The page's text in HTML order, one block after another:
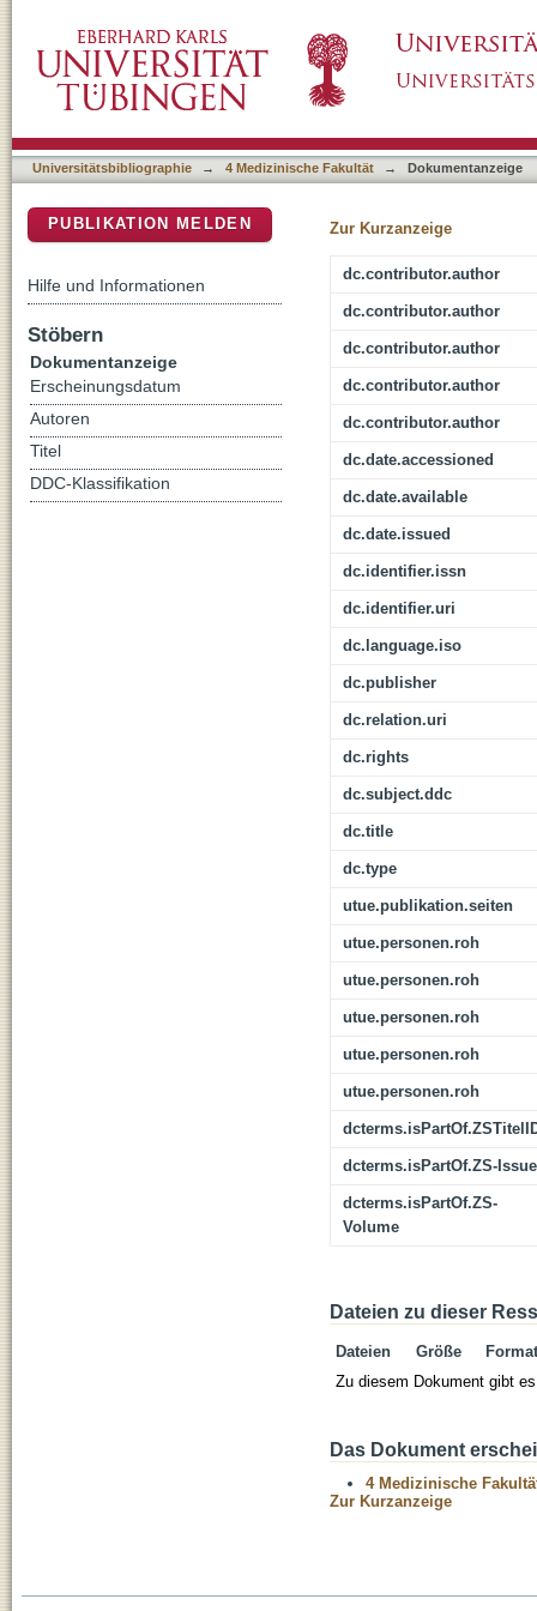
Universitätsbibliographie → 4 Medizinische Fakultät → Dokumentanzeige
Zur Kurzanzeige
dc.contributor.author
dc.contributor.author
dc.contributor.author
dc.contributor.author
dc.contributor.author
dc.date.accessioned
dc.date.available
dc.date.issued
dc.identifier.issn
dc.identifier.uri
dc.language.iso
dc.publisher
dc.relation.uri
dc.rights
dc.subject.ddc
dc.title
dc.type
utue.publikation.seiten
utue.personen.roh
utue.personen.roh
utue.personen.roh
utue.personen.roh
utue.personen.roh
dcterms.isPartOf.ZS-Issue
dcterms.isPartOf.ZS-
Volume
Dateien zu dieser
Dateien Größe
Format
Zu diesem Dokument gibt
Das Dokument
4 Medizinische
Zur Kurzanzeige
PUBLIKATION MELDEN
Hilfe und Informationen
Stöbern
Dokumentanzeige
Erscheinungsdatum
Autoren
Titel
DDC-Klassifikation